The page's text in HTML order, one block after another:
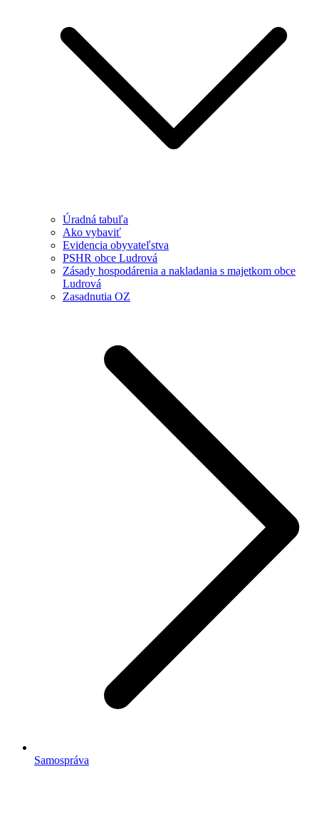
Úradná tabuľa
Ako vybaviť
Evidencia obyvateľstva
PSHR obce Ludrová
Zásady hospodárenia a nakladania s majetkom obce
Ludrová
Zasadnutia OZ
Samospráva